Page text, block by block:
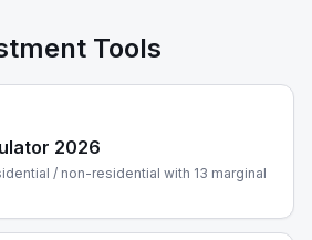
Tools
2026
/ non-residential with 13 marginal